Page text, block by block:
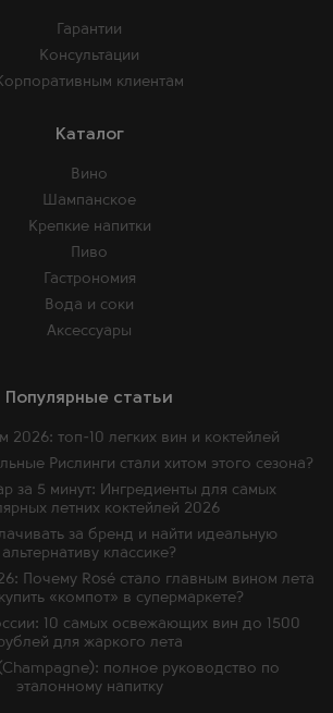
Гарантии
Консультации
клиентам
Каталог
Вино
Шампанское
Крепкие напитки
Пиво
Гастрономия
Вода и соки
Аксессуары
Популярные статьи
2026: топ-10 легких вин и коктейлей
Рислинги стали хитом этого сезона?
за 5 минут: Ингредиенты для самых
летних коктейлей 2026
за бренд и найти идеальную
альтернативу классике?
Почему Rosé стало главным вином лета
«компот» в супермаркете?
10 самых освежающих вин до 1500
для жаркого лета
полное руководство по
эталонному напитку